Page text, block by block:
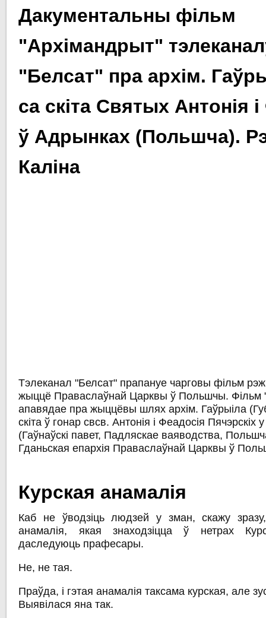
Дакументальны фільм
"Архімандрыт"
"Белсат" пра архім.
са скіта Святыx Антонія
ў Адрынкаx (Польшча).
Каліна
Тэлеканал "Белсат" прапануе чарговы фільм
жыццё Праваслаўнай Царквы ў Польшчы. Фільм
апавядае пра жыццёвы шлях архім. Гаўрыіла
скіта ў гонар свсв. Антонія і Феадосія Пячэрскіх
(Гаўнаўскі павет, Падляскае ваяводства,
Гданьская епархія Праваслаўнай Царквы ў
Курская анамалія
Каб не ўводзіць людзей у зман, скажу
анамалія, якая знаходзіцца ў нетрах
даследуюць прафесары.
Не, не тая.
Праўда, і гэтая анамалія таксама курская, але
Выявілася яна так.